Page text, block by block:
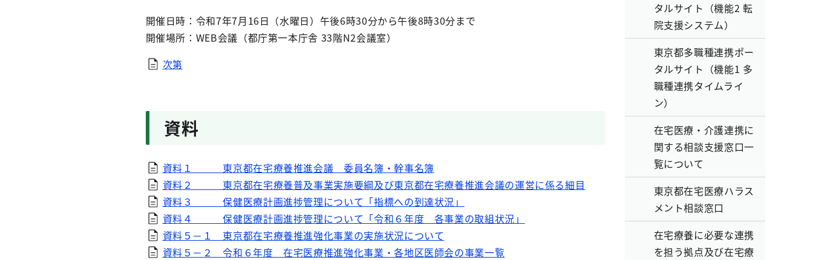
開催日時：令和7年7月16日（水曜日）午後6時30分から午後8時30分まで
開催場所：WEB会議（都庁第一本庁舎 33階N2会議室）
次第
資料
資料１ 東京都在宅療養推進会議 委員名簿・幹事名簿
資料２ 東京都在宅療養普及事業実施要綱及び東京都在宅療養推進会議の運営に係る細目
資料３ 保健医療計画進捗管理について「指標への到達状況」
資料４ 保健医療計画進捗管理について「令和６年度 各事業の取組状況」
資料５－１ 東京都在宅療養推進強化事業の実施状況について
資料５－２ 令和６年度 在宅医療推進強化事業・各地区医師会の事業一覧
タルサイト（機能2 転
院支援システム）
東京都多職種連携ポー
タルサイト（機能1 多
職種連携タイムライ
ン）
在宅医療・介護連携に
関する相談支援窓口一
覧について
東京都在宅医療ハラス
メント相談窓口
在宅療養に必要な連携
を担う拠点及び在宅療